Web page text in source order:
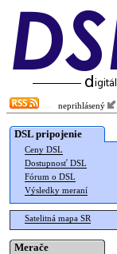
neprihlásený
DSL pripojenie
Ceny DSL
Dostupnosť DSL
Fórum o DSL
Výsledky meraní
Satelitná mapa SR
Merače